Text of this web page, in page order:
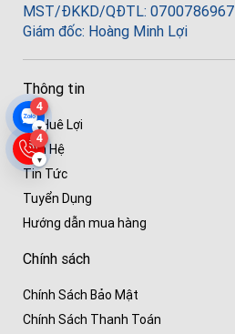
4
▾
4
▾
MST/ĐKKD/QĐTL: 0700786967
Giám đốc: Hoàng Minh Lợi
Thông tin
Về Huê Lợi
Liên Hệ
Tin Tức
Tuyển Dụng
Hướng dẫn mua hàng
Chính sách
Chính Sách Bảo Mật
Chính Sách Thanh Toán